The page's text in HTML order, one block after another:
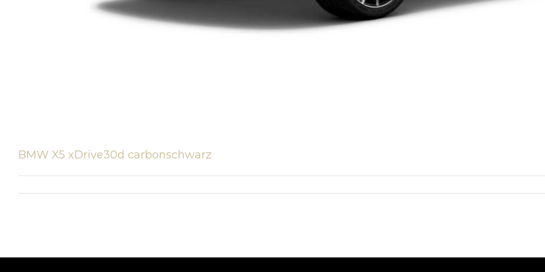
BMW X5 xDrive30d carbonschwarz